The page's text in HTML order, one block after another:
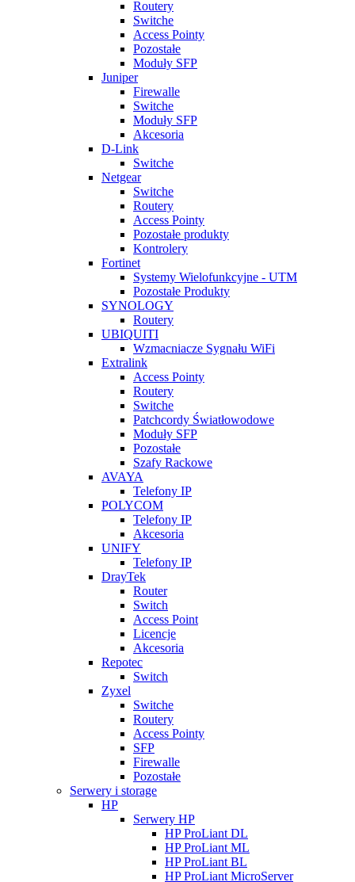
Routery
Switche
Access Pointy
Pozostałe
Moduły SFP
Juniper
Firewalle
Switche
Moduły SFP
Akcesoria
D-Link
Switche
Netgear
Switche
Routery
Access Pointy
Pozostałe produkty
Kontrolery
Fortinet
Systemy Wielofunkcyjne - UTM
Pozostałe Produkty
SYNOLOGY
Routery
UBIQUITI
Wzmacniacze Sygnału WiFi
Extralink
Access Pointy
Routery
Switche
Patchcordy Światłowodowe
Moduły SFP
Pozostałe
Szafy Rackowe
AVAYA
Telefony IP
POLYCOM
Telefony IP
Akcesoria
UNIFY
Telefony IP
DrayTek
Router
Switch
Access Point
Licencje
Akcesoria
Repotec
Switch
Zyxel
Switche
Routery
Access Pointy
SFP
Firewalle
Pozostałe
Serwery i storage
HP
Serwery HP
HP ProLiant DL
HP ProLiant ML
HP ProLiant BL
HP ProLiant MicroServer